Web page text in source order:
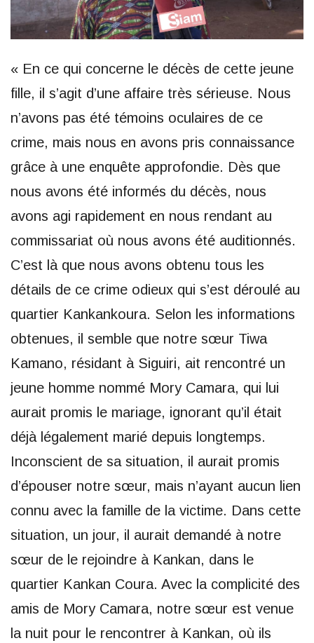
« En ce qui concerne le décès de cette jeune
fille, il s’agit d’une affaire très sérieuse. Nous
n’avons pas été témoins oculaires de ce
crime, mais nous en avons pris connaissance
grâce à une enquête approfondie. Dès que
nous avons été informés du décès, nous
avons agi rapidement en nous rendant au
commissariat où nous avons été auditionnés.
C’est là que nous avons obtenu tous les
détails de ce crime odieux qui s’est déroulé au
quartier Kankankoura. Selon les informations
obtenues, il semble que notre sœur Tiwa
Kamano, résidant à Siguiri, ait rencontré un
jeune homme nommé Mory Camara, qui lui
aurait promis le mariage, ignorant qu’il était
déjà légalement marié depuis longtemps.
Inconscient de sa situation, il aurait promis
d’épouser notre sœur, mais n’ayant aucun lien
connu avec la famille de la victime. Dans cette
situation, un jour, il aurait demandé à notre
sœur de le rejoindre à Kankan, dans le
quartier Kankan Coura. Avec la complicité des
amis de Mory Camara, notre sœur est venue
la nuit pour le rencontrer à Kankan, où ils